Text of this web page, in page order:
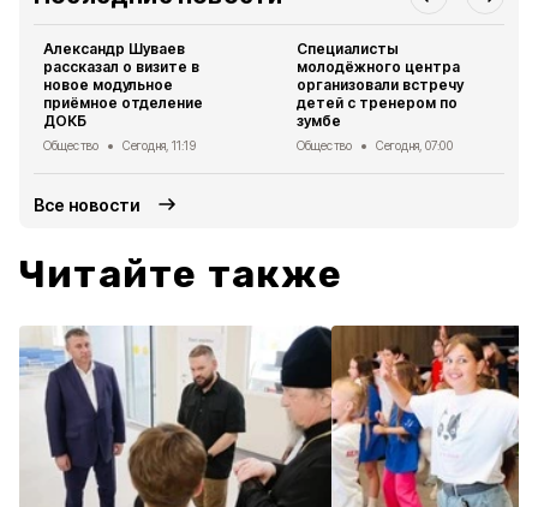
Александр Шуваев
рассказал о визите в
новое модульное
приёмное отделение
ДОКБ
Общество Сегодня, 11:19
Специалисты
молодёжного центра
организовали встречу
детей с тренером по
зумбе
Общество Сегодня, 07:00
Все новости
Читайте также